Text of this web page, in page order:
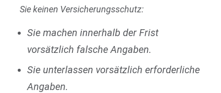
Sie keinen Versicherungsschutz:
Sie machen innerhalb der Frist
vorsätzlich falsche Angaben.
Sie unterlassen vorsätzlich erforderliche
Angaben.